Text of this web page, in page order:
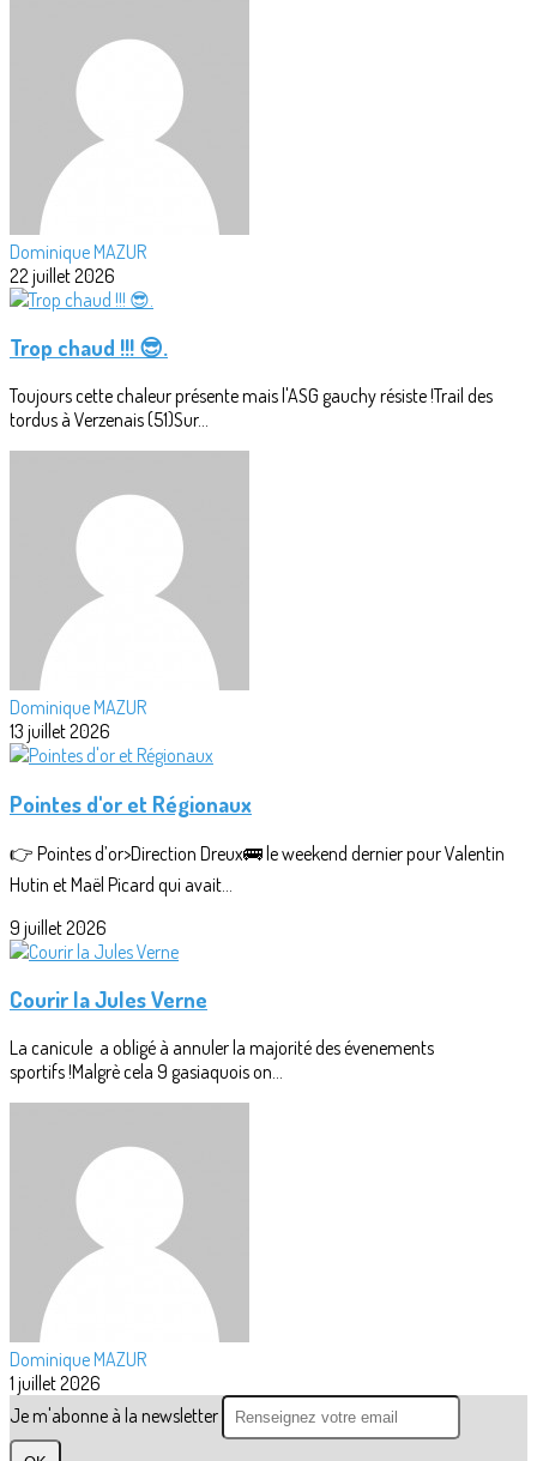
Dominique MAZUR
22 juillet 2026
Trop chaud !!! 😎.
Toujours cette chaleur présente mais l'ASG gauchy résiste !Trail des
tordus à Verzenais (51)Sur...
Dominique MAZUR
13 juillet 2026
Pointes d'or et Régionaux
👉 Pointes d’or>Direction Dreux🚌 le weekend dernier pour Valentin
Hutin et Maël Picard qui avait...
9 juillet 2026
Courir la Jules Verne
La canicule a obligé à annuler la majorité des évenements
sportifs !Malgrè cela 9 gasiaquois on...
Dominique MAZUR
1 juillet 2026
Je m'abonne à la newsletter